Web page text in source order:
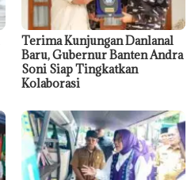
Terima Kunjungan Danlanal
Baru, Gubernur Banten Andra
Soni Siap Tingkatkan
Kolaborasi